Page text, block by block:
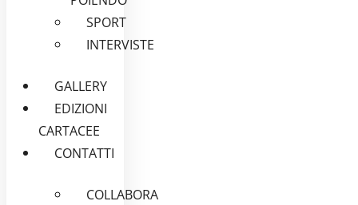
SPORT
INTERVISTE
GALLERY
EDIZIONI
CARTACEE
CONTATTI
COLLABORA